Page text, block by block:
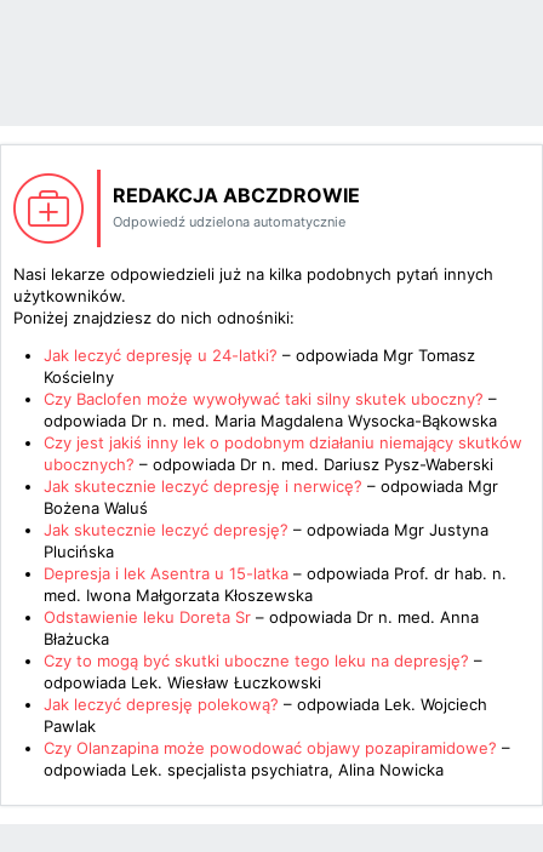
REDAKCJA ABCZDROWIE
Odpowiedź udzielona automatycznie
Nasi lekarze odpowiedzieli już na kilka podobnych pytań innych
użytkowników.
Poniżej znajdziesz do nich odnośniki:
Jak leczyć depresję u 24-latki? – odpowiada Mgr Tomasz
Kościelny
Czy Baclofen może wywoływać taki silny skutek uboczny? –
odpowiada Dr n. med. Maria Magdalena Wysocka-Bąkowska
Czy jest jakiś inny lek o podobnym działaniu niemający skutków
ubocznych? – odpowiada Dr n. med. Dariusz Pysz-Waberski
Jak skutecznie leczyć depresję i nerwicę? – odpowiada Mgr
Bożena Waluś
Jak skutecznie leczyć depresję? – odpowiada Mgr Justyna
Plucińska
Depresja i lek Asentra u 15-latka – odpowiada Prof. dr hab. n.
med. Iwona Małgorzata Kłoszewska
Odstawienie leku Doreta Sr – odpowiada Dr n. med. Anna
Błażucka
Czy to mogą być skutki uboczne tego leku na depresję? –
odpowiada Lek. Wiesław Łuczkowski
Jak leczyć depresję polekową? – odpowiada Lek. Wojciech
Pawlak
Czy Olanzapina może powodować objawy pozapiramidowe? –
odpowiada Lek. specjalista psychiatra, Alina Nowicka